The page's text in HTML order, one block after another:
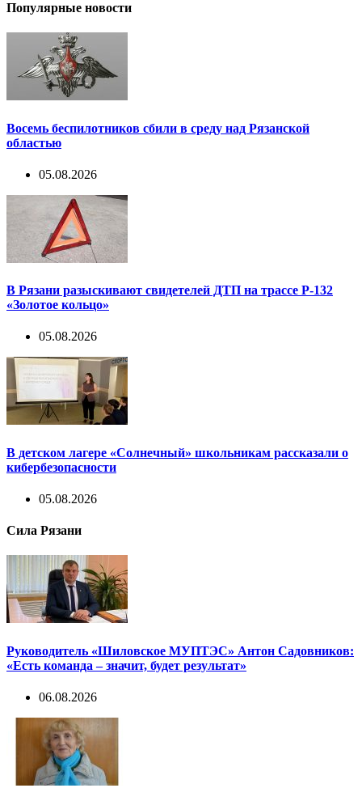
Популярные новости
Восемь беспилотников сбили в среду над Рязанской
областью
05.08.2026
В Рязани разыскивают свидетелей ДТП на трассе Р-132
«Золотое кольцо»
05.08.2026
В детском лагере «Солнечный» школьникам рассказали о
кибербезопасности
05.08.2026
Сила Рязани
Руководитель «Шиловское МУПТЭС» Антон Садовников:
«Есть команда – значит, будет результат»
06.08.2026